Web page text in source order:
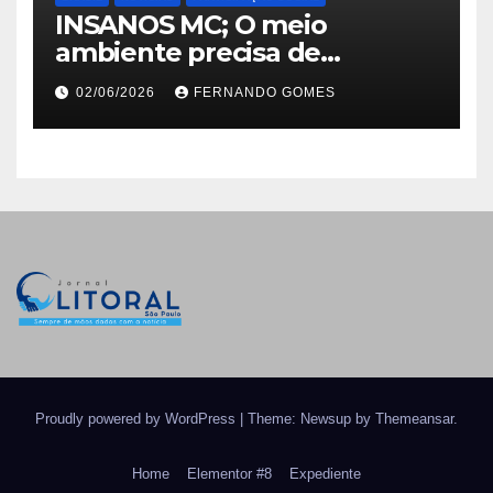
INSANOS MC; O meio
ambiente precisa de
atitude… e a irmandade vai
fazer a parte dela.
02/06/2026 FERNANDO GOMES
Proudly powered by WordPress Theme: Newsup by Themeansar.
Home Elementor #8 Expediente